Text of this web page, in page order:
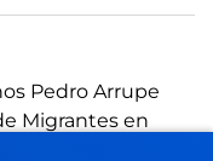
Pedro Arrupe
Migrantes en